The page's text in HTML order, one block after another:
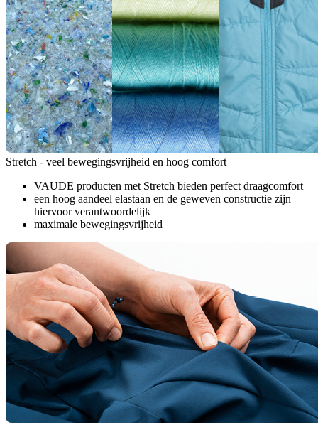
Stretch - veel bewegingsvrijheid en hoog comfort
VAUDE producten met Stretch bieden perfect draagcomfort
een hoog aandeel elastaan en de geweven constructie zijn
hiervoor verantwoordelijk
maximale bewegingsvrijheid